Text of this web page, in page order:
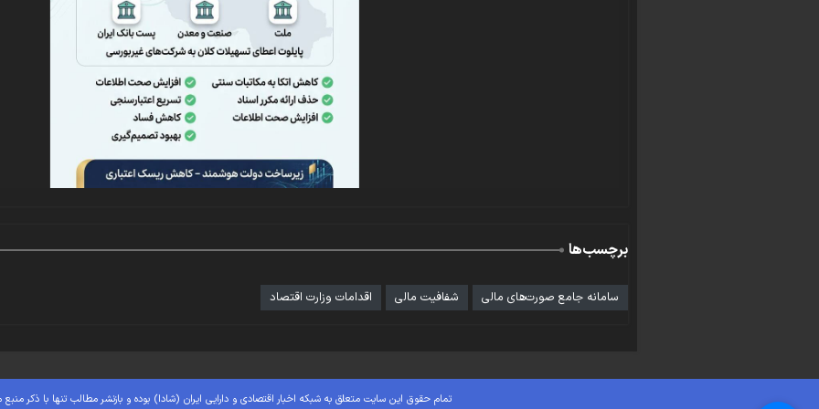
برچسب‌ها
سامانه جامع صورت‌های مالی شفافیت مالی اقدامات وزارت اقتصاد
تمام حقوق این سایت متعلق به شبکه اخبار اقتصادی و دارایی ایران (شادا) بوده و بازنشر مطالب تنها با ذکر